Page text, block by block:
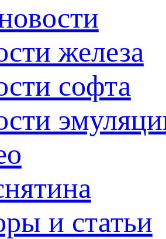
железа
софта
и статьи